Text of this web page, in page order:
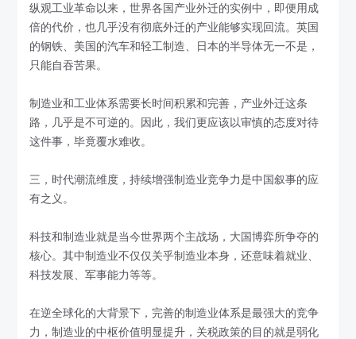
纵观工业革命以来，世界各国产业外迁的实例中，即便用成
倍的代价，也几乎没有彻底外迁的产业能够实现回流。英国
的钢铁、美国的汽车和轻工制造、日本的半导体无一不是，
只能自吞苦果。
制造业和工业体系需要长时间积累和完善，产业外迁这条
路，几乎是不可逆的。因此，我们更应该以审慎的态度对待
这件事，毕竟覆水难收。
三，时代潮流维度，持续增强制造业竞争力是中国叙事的应
有之义。
科技和制造业就是当今世界两个主战场，大国博弈所争夺的
核心。其中制造业不仅仅关乎制造业本身，还意味着就业、
科技发展、军事能力等等。
在逆全球化的大背景下，完善的制造业体系是最强大的竞争
力，制造业的中枢价值明显提升，关税政策的目的就是弱化